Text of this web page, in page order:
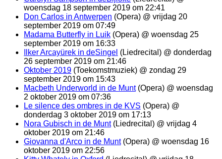
woensdag 18 september 2019 om 22:41
Don Carlos in Antwerpen (Opera) @ vrijdag 20
september 2019 om 07:49
Madama Butterfly in Luik (Opera) @ woensdag 25
september 2019 om 16:33
Ilker Arcayürek in deSingel (Liedrecital) @ donderdag
26 september 2019 om 21:46
Oktober 2019 (Toekomstmuziek) @ zondag 29
september 2019 om 15:43
Macbeth Underworld in de Munt(Opera) @ woensdag
2 oktober 2019 om 07:36
Le silence des ombres in de KVS (Opera) @
donderdag 3 oktober 2019 om 17:13
Nora Gubisch in de Munt(Liedrecital) @ vrijdag 4
oktober 2019 om 21:46
Giovanna d'Arco in de Munt(Opera) @ woensdag 16
oktober 2019 om 22:56